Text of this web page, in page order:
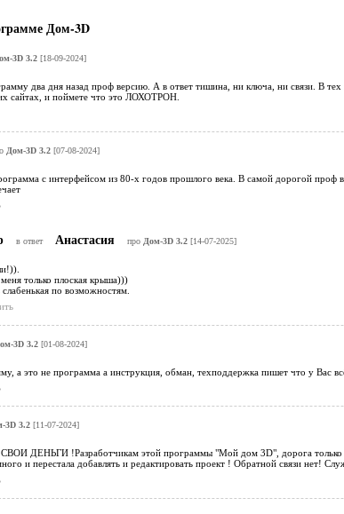
Дом-3D
3D 3.2[18-09-2024]
два дня назад проф версию. А в ответ тишина, ни ключа, ни связи. В
сайтах, и поймете что это ЛОХОТРОН.
Дом-3D 3.2[07-08-2024]
с интерфейсом из 80-х годов прошлого века. В самой дорогой
в ответ Анастасия про Дом-3D 3.2[14-07-2025]
только плоская крыша)))
по возможностям.
3D 3.2[01-08-2024]
а это не программа а инструкция, обман, техподдержка пишет что у Вас
3D 3.2[11-07-2024]
ДЕНЬГИ !Разработчикам этой программы "Мой дом 3D", дорога только
и перестала добавлять и редактировать проект ! Обратной связи нет!